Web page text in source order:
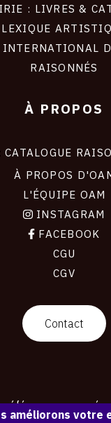
: LIVRES &
LEXIQUE
RAISONNÉS
À PROPOS
À PROPOS
L'ÉQUIPE OAM
INSTAGRAM
FACEBOOK
CGU
CGV
Contact
pour créer,
l'Histoire de
améliorons votre